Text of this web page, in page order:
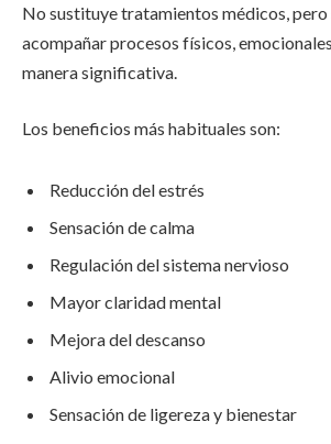
No sustituye tratamientos médicos, pero
acompañar procesos físicos,
manera significativa.
Los beneficios más habituales son:
Reducción del estrés
Sensación de calma
Regulación del sistema nervioso
Mayor claridad mental
Mejora del descanso
Alivio emocional
Sensación de ligereza y bienestar